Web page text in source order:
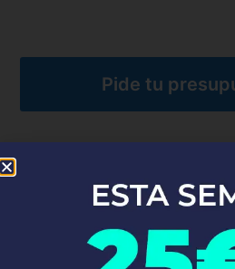
Pide tu